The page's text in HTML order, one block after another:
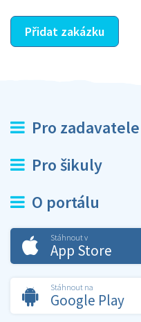
Přidat zakázku
Pro zadavatele
Pro šikuly
O portálu
Stáhnout v
App Store
Stáhnout na
Google Play